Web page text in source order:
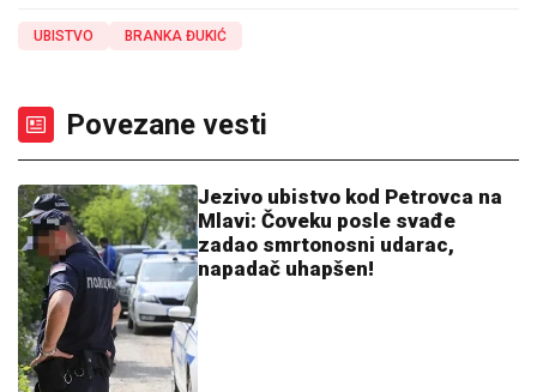
UBISTVO BRANKA ĐUKIĆ
Povezane vesti
Jezivo ubistvo kod Petrovca na
Mlavi: Čoveku posle svađe
zadao smrtonosni udarac,
napadač uhapšen!